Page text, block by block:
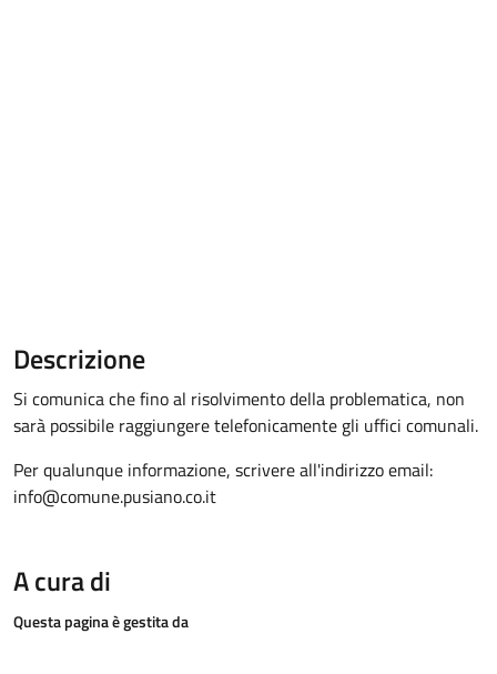
Descrizione
Si comunica che fino al risolvimento della problematica, non
sarà possibile raggiungere telefonicamente gli uffici comunali.
Per qualunque informazione, scrivere all'indirizzo email:
info@comune.pusiano.co.it
A cura di
Questa pagina è gestita da